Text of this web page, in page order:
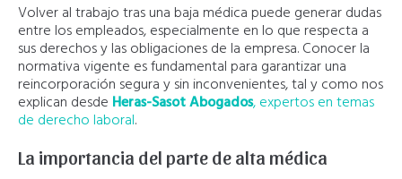
Volver al trabajo tras una baja médica puede generar dudas
entre los empleados, especialmente en lo que respecta a
sus derechos y las obligaciones de la empresa. Conocer la
normativa vigente es fundamental para garantizar una
reincorporación segura y sin inconvenientes, tal y como nos
explican desde Heras-Sasot Abogados, expertos en temas
de derecho laboral.
La importancia del parte de alta médica